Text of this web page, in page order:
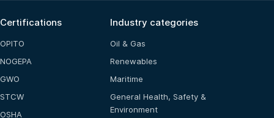
Certifications
OPITO
NOGEPA
GWO
STCW
OSHA
Industry categories
Oil & Gas
Renewables
Maritime
General Health, Safety &
Environment